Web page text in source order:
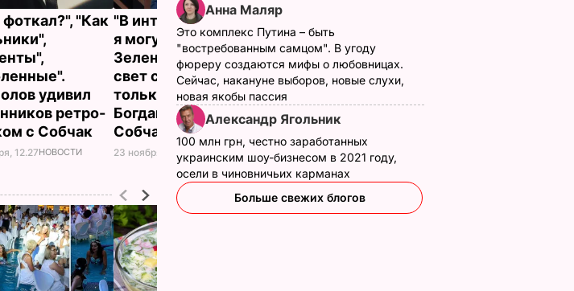
"Как
удивил
ретро-
с Собчак
12.27НОВОСТИ
"В интервью Гордону
я могу критиковать
Зеленского на чем
свет стоит, тебе –
только хвалить".
Богдан дал интервью
Собчак
23 ноября, 15.11 ПОЛИТИКА
Анна Маляр
Это комплекс Путина – быть
"востребованным самцом". В угоду
фюреру создаются мифы о любовницах.
Сейчас, накануне выборов, новые слухи,
новая якобы пассия
Александр Ягольник
100 млн грн, честно заработанных
украинским шоу-бизнесом в 2021 году,
осели в чиновничьих карманах
Больше свежих блогов